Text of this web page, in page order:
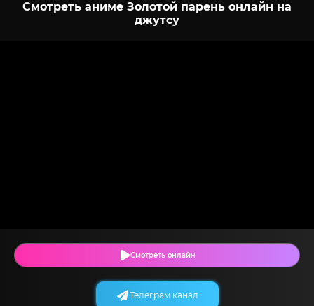
Смотреть аниме Золотой парень онлайн на
джутсу
Смотреть онлайн
Телеграм канал